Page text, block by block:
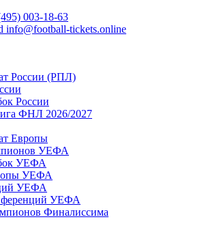
003-18-63
info@football-tickets.online
России (РПЛ)
России
ФНЛ 2026/2027
Европы
УЕФА
УЕФА
УЕФА
УЕФА
УЕФА
Финалиссима